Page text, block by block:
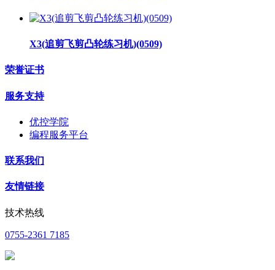
X3(追剪飞剪凸轮练习机)(0509)
荣誉证书
服务支持
优控学院
编程服务平台
联系我们
友情链接
技术热线
0755-2361 7185